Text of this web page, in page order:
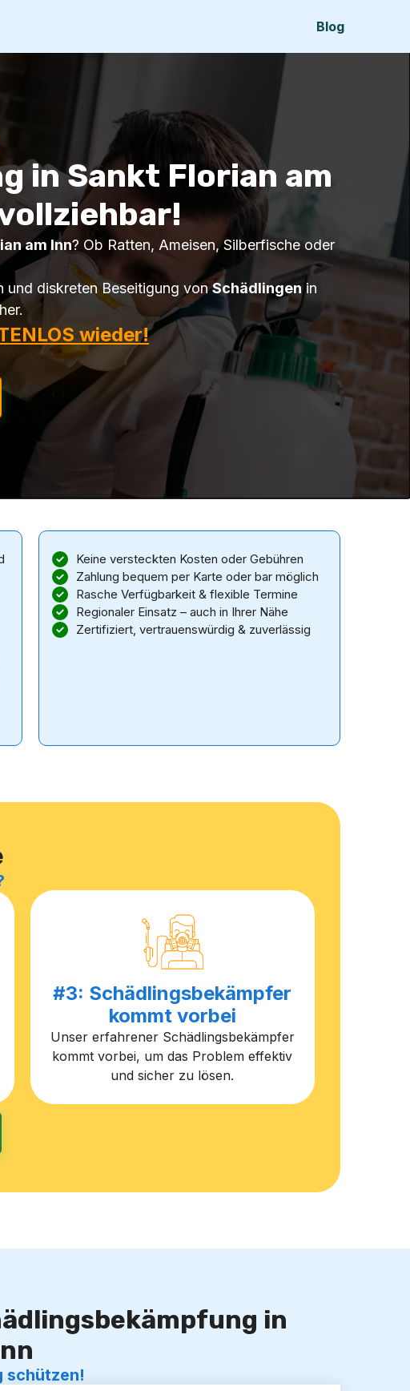
Blog
in Sankt Florian am
am Inn? Ob Ratten, Ameisen, Silberfische oder
und diskreten Beseitigung vonSchädlingen in
wieder!
Keine versteckten Kosten oder Gebühren
Zahlung bequem per Karte oder bar möglich
Rasche Verfügbarkeit & flexible Termine
Regionaler Einsatz – auch in Ihrer Nähe
Zertifiziert, vertrauenswürdig & zuverlässig
#3: Schädlingsbekämpfer
kommt vorbei
Unser erfahrener Schädlingsbekämpfer
kommt vorbei, um das Problem effektiv
und sicher zu lösen.
in
schützen!